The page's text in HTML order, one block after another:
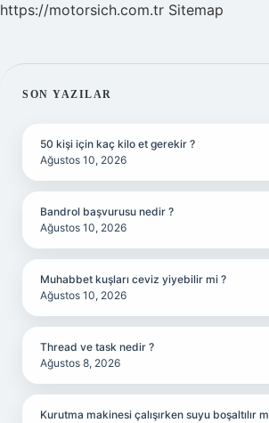
https://motorsich.com.tr Sitemap
SIDEBAR
SON YAZILAR
50 kişi için kaç kilo et gerekir ?
Ağustos 10, 2026
Bandrol başvurusu nedir ?
Ağustos 10, 2026
Muhabbet kuşları ceviz yiyebilir mi ?
Ağustos 10, 2026
Thread ve task nedir ?
Ağustos 8, 2026
Kurutma makinesi çalışırken suyu boşaltılır